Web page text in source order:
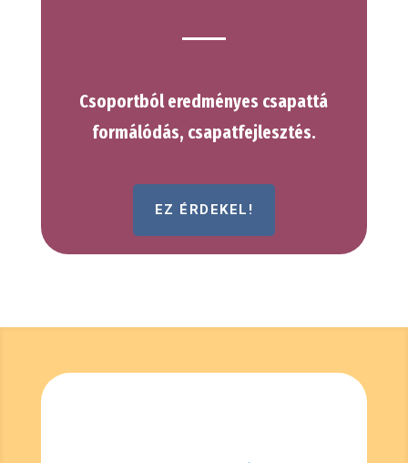
Csoportból eredményes csapattá
formálódás, csapatfejlesztés.
EZ ÉRDEKEL!